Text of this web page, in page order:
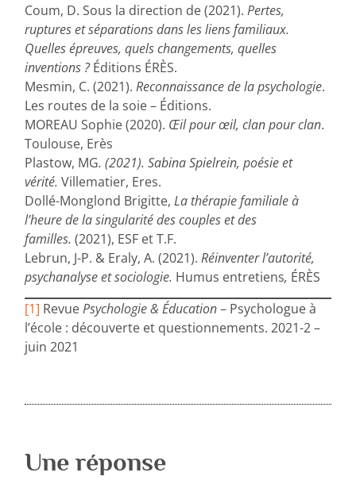
Coum, D. Sous la direction de (2021).Pertes,
ruptures et séparations dans les liens familiaux.
Quelles épreuves, quels changements, quelles
inventions ?Éditions ÉRÈS.
Mesmin, C. (2021). Reconnaissance de la psychologie.
Les routes de la soie – Éditions.
MOREAU Sophie (2020). Œil pour œil, clan pour clan.
Toulouse, Erès
Plastow, MG. (2021). Sabina Spielrein, poésie et
vérité.Villematier, Eres.
Dollé-Monglond Brigitte,La thérapie familiale à
l’heure de la singularité des couples et des
familles. (2021), ESF et T.F.
Lebrun, J-P. & Eraly, A. (2021). Réinventer l’autorité,
psychanalyse et sociologie. Humus entretiens, ÉRÈS
[1] RevuePsychologie & Éducation– Psychologue à
l’école : découverte et questionnements. 2021-2 –
juin 2021
Une réponse